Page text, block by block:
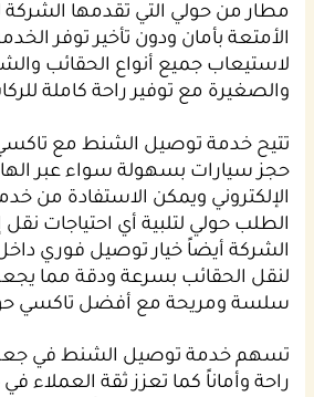
مطار من حولي التي تقدمها
الأمتعة بأمان ودون تأخير توفر
لاستيعاب جميع أنواع الحقائب
والصغيرة مع توفير راحة كاملة
تتيح خدمة توصيل الشنط مع تاكسي
حجز سيارات بسهولة سواء عبر
الإلكتروني ويمكن الاستفادة من
الطلب حولي لتلبية أي احتياجات نقل
الشركة أيضاً خيار توصيل فوري
لنقل الحقائب بسرعة ودقة مما
سلسة ومريحة مع أفضل تاكسي
تسهم خدمة توصيل الشنط في جعل
راحة وأماناً كما تعزز ثقة العملاء